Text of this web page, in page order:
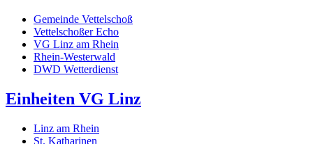
Gemeinde Vettelschoß
Vettelschoßer Echo
VG Linz am Rhein
Rhein-Westerwald
DWD Wetterdienst
Einheiten VG Linz
Linz am Rhein
St. Katharinen